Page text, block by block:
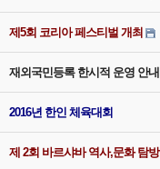
제5회 코리아 페스티벌 개최
재외국민등록 한시적 운영 안내
2016년 한인 체육대회
제 2회 바르샤바 역사,문화 탐방